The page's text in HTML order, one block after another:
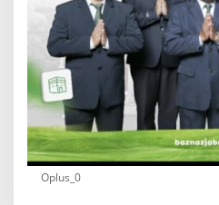
Oplus_0